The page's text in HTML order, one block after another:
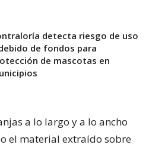
detecta riesgo de uso
de fondos para
de mascotas en
a lo largo y a lo ancho
el material extraído sobre